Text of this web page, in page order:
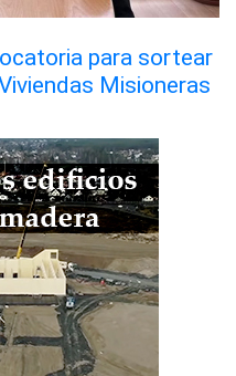
para sortear
Misioneras